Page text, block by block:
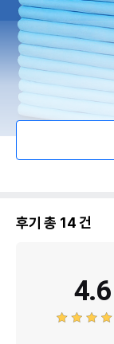
후기 총 14건
4.6